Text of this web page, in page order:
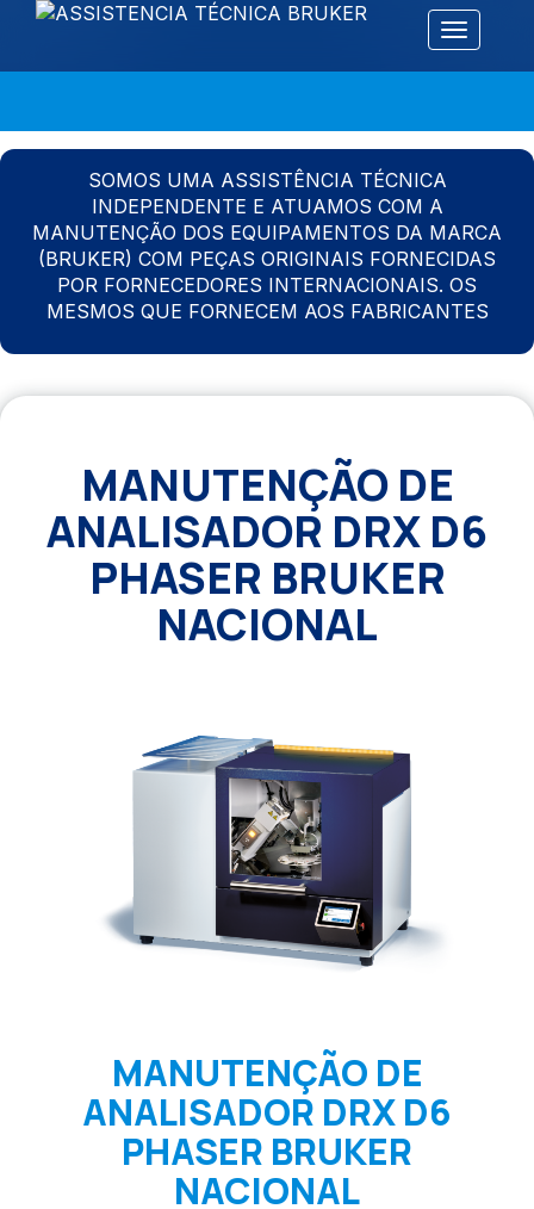
Alternar
SOMOS UMA ASSISTÊNCIA TÉCNICA
INDEPENDENTE E ATUAMOS COM A
MANUTENÇÃO DOS EQUIPAMENTOS DA MARCA
(BRUKER) COM PEÇAS ORIGINAIS FORNECIDAS
POR FORNECEDORES INTERNACIONAIS. OS
MESMOS QUE FORNECEM AOS FABRICANTES
MANUTENÇÃO DE
ANALISADOR DRX D6
PHASER BRUKER
NACIONAL
MANUTENÇÃO DE
ANALISADOR DRX D6
PHASER BRUKER
NACIONAL